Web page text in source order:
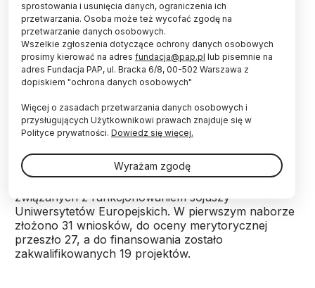
19 polskich instytucji otrzyma finansowanie m.in.
na tworzenie międzynarodowych partnerstw i
wspieranie mobilności w ramach programu
Wsparcie Uniwersytetów Europejskich. Łączna
kwota przeznaczona na realizację programu
wynosi 33,5 mln zł.
Celem programu Wsparcie Uniwersytetów
Europejskich jest dofinansowanie tworzenia i
utrzymania międzynarodowych partnerstw
akademickich jako uzupełnienie działań
związanych z funkcjonowaniem sojuszy
Uniwersytetów Europejskich. W pierwszym naborze
złożono 31 wniosków, do oceny merytorycznej
przeszło 27, a do finansowania zostało
zakwalifikowanych 19 projektów.
sprostowania i usunięcia danych, ograniczenia ich
przetwarzania. Osoba może też wycofać zgodę na
przetwarzanie danych osobowych.
Wszelkie zgłoszenia dotyczące ochrony danych osobowych
prosimy kierować na adres fundacja@pap.pl lub pisemnie na
adres Fundacja PAP, ul. Bracka 6/8, 00-502 Warszawa z
dopiskiem "ochrona danych osobowych"
Więcej o zasadach przetwarzania danych osobowych i
przysługujących Użytkownikowi prawach znajduje się w
Polityce prywatności. Dowiedz się więcej.
Wyrażam zgodę